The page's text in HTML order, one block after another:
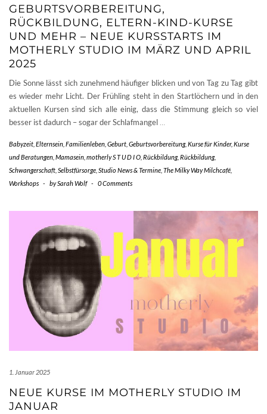
GEBURTSVORBEREITUNG,
RÜCKBILDUNG, ELTERN-KIND-KURSE
UND MEHR – NEUE KURSSTARTS IM
MOTHERLY STUDIO IM MÄRZ UND APRIL
2025
Die Sonne lässt sich zunehmend häufiger blicken und von Tag zu Tag gibt
es wieder mehr Licht. Der Frühling steht in den Startlöchern und in den
aktuellen Kursen sind sich alle einig, dass die Stimmung gleich so viel
besser ist dadurch – sogar der Schlafmangel
Babyzeit Elternsein Familienleben Geburt Geburtsvorbereitung, Kurse für Kinder, Kurse
und Beratungen Mamasein motherly S T U D I O Rückbildung, Rückbildung,
Schwangerschaft Selbstfürsorge Studio News & Termine The Milky Way Milchcafé
Workshops - bySarah Wolf - 0 Comments
1. Januar 2025
NEUE KURSE IM MOTHERLY STUDIO IM
JANUAR